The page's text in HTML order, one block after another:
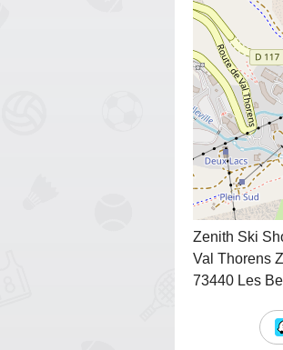
Zenith Ski
Val Thorens
73440 Les